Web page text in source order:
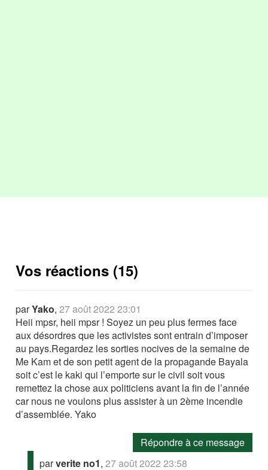
Vos réactions (15)
parYako,27 août 2022 23:01
Heii mpsr, heii mpsr ! Soyez un peu plus fermes face
aux désordres que les activistes sont entrain d’imposer
au pays.Regardez les sorties nocives de la semaine de
Me Kam et de son petit agent de la propagande Bayala
soit c’est le kaki qui l’emporte sur le civil soit vous
remettez la chose aux politiciens avant la fin de l’année
car nous ne voulons plus assister à un 2ème incendie
d’assemblée. Yako
Répondre à ce message
parverite no1,27 août 2022 23:58